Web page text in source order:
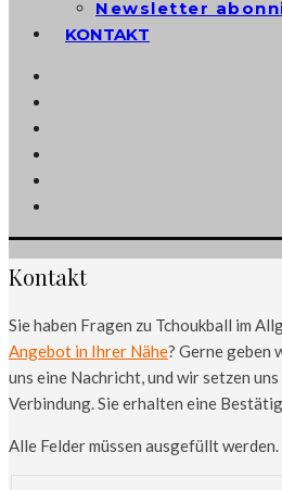
Newsletter
KONTAKT
Kontakt
Sie haben Fragen zu Tchoukball im
Angebot in Ihrer Nähe? Gerne geben
uns eine Nachricht, und wir setzen
Verbindung. Sie erhalten eine
Alle Felder müssen ausgefüllt werden.